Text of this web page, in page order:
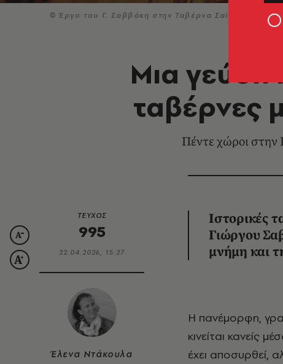
© Έργο του Γ. Σαββάκη στην Ταβέρνα Σαϊτα
Μια γεύση
ταβέρνες
Πέντε χώροι στην
ΤΕΥΧΟΣ
995
22.04.2026, 15:27
Έλενα Ντάκουλα
Iστορικές
Γιώργου
μνήμη και
Η πανέμορφη,
κινείται κανείς
έχει αποσυρθεί,